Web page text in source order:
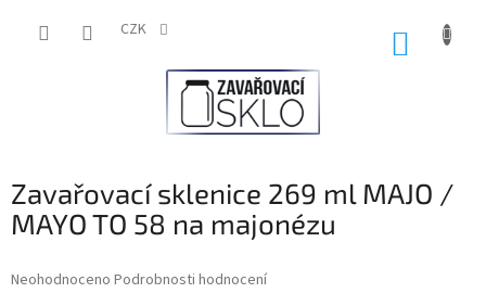
CZK
Zavařovací sklenice 269 ml MAJO /
MAYO TO 58 na majonézu
Průměrné
Neohodnoceno Podrobnosti hodnocení